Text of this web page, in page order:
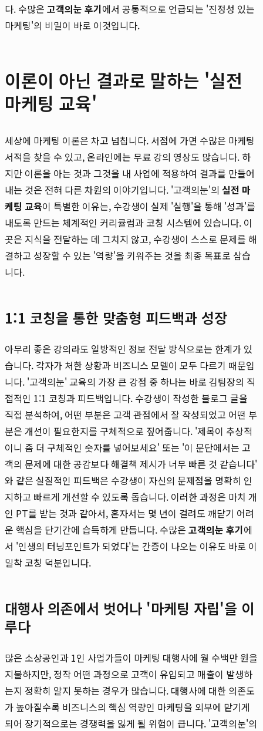
다. 수많은 고객의눈 후기에서 공통적으로 언급되는 '진정성 있는
마케팅'의 비밀이 바로 이것입니다.
이론이 아닌 결과로 말하는 '실전
마케팅 교육'
세상에 마케팅 이론은 차고 넘칩니다. 서점에 가면 수많은 마케팅
서적을 찾을 수 있고, 온라인에는 무료 강의 영상도 많습니다. 하
지만 이론을 아는 것과 그것을 내 사업에 적용하여 결과를 만들어
내는 것은 전혀 다른 차원의 이야기입니다. '고객의눈'의 실전 마
케팅 교육이 특별한 이유는, 수강생이 실제 '실행'을 통해 '성과'를
내도록 만드는 체계적인 커리큘럼과 코칭 시스템에 있습니다. 이
곳은 지식을 전달하는 데 그치지 않고, 수강생이 스스로 문제를 해
결하고 성장할 수 있는 '역량'을 키워주는 것을 최종 목표로 삼습
니다.
1:1 코칭을 통한 맞춤형 피드백과 성장
아무리 좋은 강의라도 일방적인 정보 전달 방식으로는 한계가 있
습니다. 각자가 처한 상황과 비즈니스 모델이 모두 다르기 때문입
니다. '고객의눈' 교육의 가장 큰 강점 중 하나는 바로 김팀장의 직
접적인 1:1 코칭과 피드백입니다. 수강생이 작성한 블로그 글을
직접 분석하여, 어떤 부분은 고객 관점에서 잘 작성되었고 어떤 부
분은 개선이 필요한지를 구체적으로 짚어줍니다. '제목이 추상적
이니 좀 더 구체적인 숫자를 넣어보세요' 또는 '이 문단에서는 고
객의 문제에 대한 공감보다 해결책 제시가 너무 빠른 것 같습니다'
와 같은 실질적인 피드백은 수강생이 자신의 문제점을 명확히 인
지하고 빠르게 개선할 수 있도록 돕습니다. 이러한 과정은 마치 개
인 PT를 받는 것과 같아서, 혼자서는 몇 년이 걸려도 깨닫기 어려
운 핵심을 단기간에 습득하게 만듭니다. 수많은 고객의눈 후기에
서 '인생의 터닝포인트가 되었다'는 간증이 나오는 이유도 바로 이
밀착 코칭 덕분입니다.
대행사 의존에서 벗어나 '마케팅 자립'을 이
루다
많은 소상공인과 1인 사업가들이 마케팅 대행사에 월 수백만 원을
지불하지만, 정작 어떤 과정으로 고객이 유입되고 매출이 발생하
는지 정확히 알지 못하는 경우가 많습니다. 대행사에 대한 의존도
가 높아질수록 비즈니스의 핵심 역량인 마케팅을 외부에 맡기게
되어 장기적으로는 경쟁력을 잃게 될 위험이 큽니다. '고객의눈'의